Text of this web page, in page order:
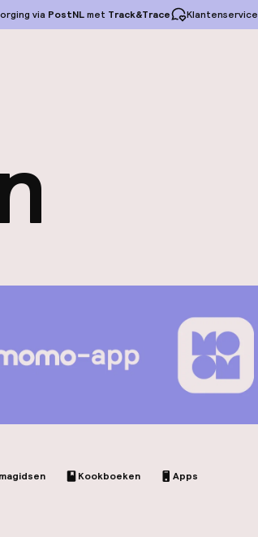
via PostNLmet Track&Trace Klantenservice
Kookboeken Apps